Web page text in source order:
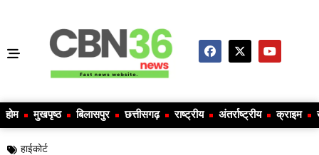
होम मुखपृष्ठ बिलासपुर छत्तीसगढ़ राष्ट्रीय अंतर्राष्ट्रीय क्राइम
हाईकोर्ट